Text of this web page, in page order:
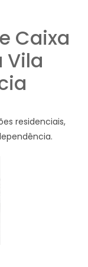
Caixa
Vila
residenciais,